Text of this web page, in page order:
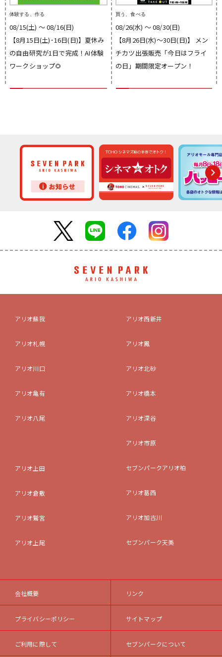
体験する、作る
08/15(土) 〜 08/16(日)
【8月15日(土)･16日(日)】夏休み
の自由研究が1日で完成！AI体験
ワークショップ🌻
買う、食べる
08/26(水) 〜 08/30(日)
【8月26日(水)～30日(日)】 メン
チカツ出張販売「今日はフライ
の日」期間限定オープン！
アリオ蘇我
アリオ札幌
アリオ川口
アリオ亀有
アリオ八尾
アリオ上田
アリオ倉敷
アリオ鷲宮
アリオ上尾
アリオ西新井
アリオ鳳
アリオ北砂
アリオ橋本
アリオ深谷
アリオ市原
セブンパークアリオ柏
アリオ葛西
アリオ加古川
セブンパーク天美
会社概要
プライバシーポリシー
ご利用に際して
リンク
サイトマップ
セブンパークについて